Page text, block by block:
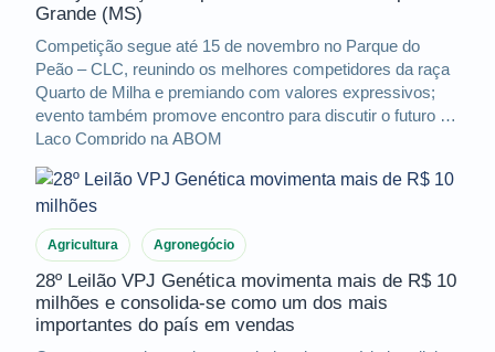
Grande (MS)
Competição segue até 15 de novembro no Parque do
Peão – CLC, reunindo os melhores competidores da raça
Quarto de Milha e premiando com valores expressivos;
evento também promove encontro para discutir o futuro do
Laço Comprido na ABQM
Agricultura Agronegócio
28º Leilão VPJ Genética movimenta mais de R$ 10
milhões e consolida-se como um dos mais
importantes do país em vendas